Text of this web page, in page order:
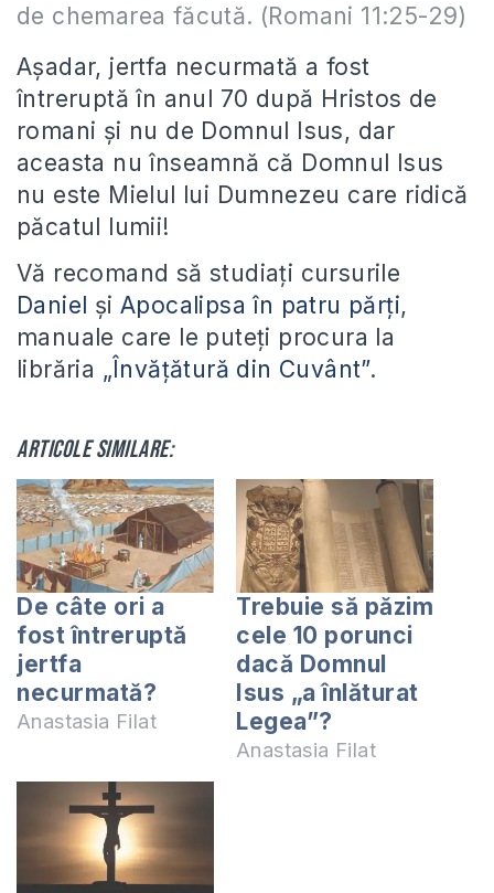
de chemarea făcută. (Romani 11:25-29)
Așadar, jertfa necurmată a fost
întreruptă în anul 70 după Hristos de
romani și nu de Domnul Isus, dar
aceasta nu înseamnă că Domnul Isus
nu este Mielul lui Dumnezeu care ridică
păcatul lumii!
Vă recomand să studiați cursurile
Daniel șiApocalipsa în patru părți,
manuale care le puteți procura la
librăria „Învățătură din Cuvânt”.
Articole similare:
De câte ori a
fost întreruptă
jertfa
necurmată?
Anastasia Filat
Trebuie să păzim
cele 10 porunci
dacă Domnul
Isus „a înlăturat
Legea”?
Anastasia Filat